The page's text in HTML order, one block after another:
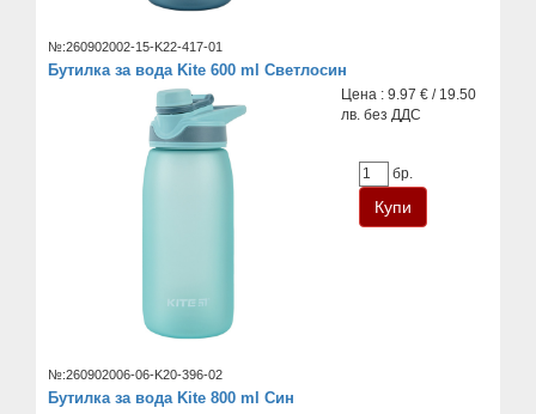
№:260902002-15-K22-417-01
Бутилка за вода Kite 600 ml Светлосин
Цена : 9.97 € / 19.50
лв. без ДДС
бр.
№:260902006-06-K20-396-02
Бутилка за вода Kite 800 ml Син